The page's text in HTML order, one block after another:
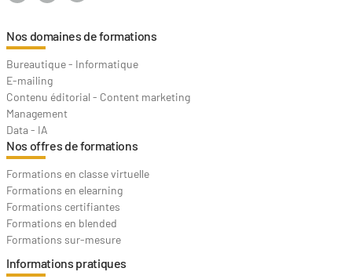
Nos domaines de formations
Bureautique - Informatique
E-mailing
Contenu éditorial - Content marketing
Management
Data - IA
Nos offres de formations
Formations en classe virtuelle
Formations en elearning
Formations certifiantes
Formations en blended
Formations sur-mesure
Informations pratiques